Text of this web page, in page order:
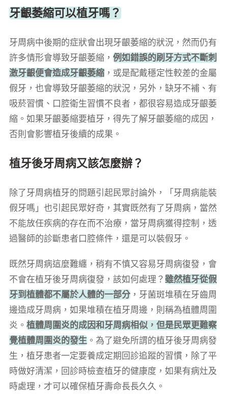
牙齦萎縮可以植牙嗎？
牙周病中後期的症狀會出現牙齦萎縮的狀況，然而仍有
許多情形會導致牙齦萎縮， 例如錯誤的刷牙方式不斷刺
激牙齦便會造成牙齦萎縮，或是配戴穩定性較差的金屬
假牙，也會導致牙齦萎縮的狀況，另外，缺牙不補、有
吸菸習慣、口腔衛生習慣不良者，都很容易造成牙齦萎
縮。如果牙齦萎縮要植牙，得先了解牙齦萎縮的成因，
否則會影響植牙後續的成果。
植牙後牙周病又該怎麼辦？
除了牙周病植牙的問題引起民眾討論外，「牙周病能裝
假牙嗎」也引起民眾好奇，其實既然有了牙周病，當然
不能放任疾病的存在而不治療，當牙周病獲得控制，透
過醫師的診斷患者口腔條件，還是可以裝假牙。
既然牙周病這麼難纏，稍有不慎又容易牙周病復發，會
不會在植牙後牙周病復發，該如何處理？ 雖然植牙從假
牙到植體都不屬於人體的一部分，牙菌斑堆積在牙齒周
邊造成牙周病，如果堆積在植牙周邊，則稱為植體周圍
炎。 植體周圍炎的成因和牙周病相似，但是民眾更難察
覺植體周圍炎的發生。為了避免所謂的植牙後牙周病發
生，植牙患者一定要養成定期回診追蹤的習慣，除了平
時做好清潔，回診時檢查植牙的健康度，如果有病灶及
時處理，才可以確保植牙壽命長長久久。